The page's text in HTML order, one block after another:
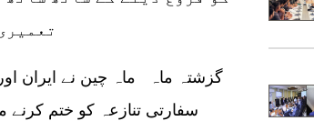
سفارتی تنازعہ کو ختم